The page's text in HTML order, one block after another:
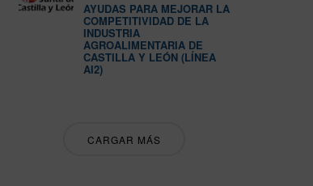
AYUDAS PARA MEJORAR LA
COMPETITIVIDAD DE LA
INDUSTRIA
AGROALIMENTARIA DE
CASTILLA Y LEÓN (LÍNEA
AI2)
CARGAR MÁS